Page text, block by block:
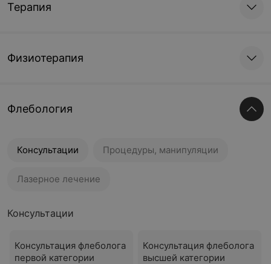
Терапия
Физиотерапия
Флебология
Консультации Процедуры, манипуляции
Лазерное лечение
Консультации
Консультация флеболога
первой категории
Консультация флеболога
высшей категории